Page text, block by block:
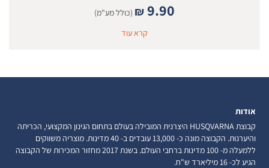
₪9.90
(כולל מע"מ)
קרא עוד
אודות
קבוצת HUSQVARNA היצרנית המובילה בעולם בתחום הגינון המקצועי, הכריתה
והיערנות. הקבוצה מונה כ- 13,000 עובדים ב- 40 מדינות. מוצריה משווקים
ללמעלה מ- 100 מדינות ברחבי העולם. בשנת 2017 מחזור המכירות של הקבוצה
הגיע לכ- 16 מיליארד ש"ח.